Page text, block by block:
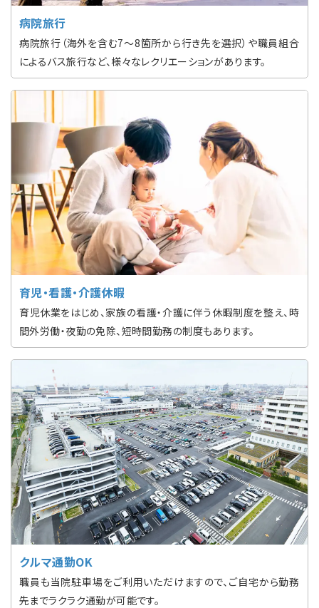
病院旅行
病院旅行（海外を含む7〜8箇所から行き先を選択）や職員組合
によるバス旅行など、様々なレクリエーションがあります。
育児・看護・介護休暇
育児休業をはじめ、家族の看護・介護に伴う休暇制度を整え、時
間外労働・夜勤の免除、短時間勤務の制度もあります。
クルマ通勤OK
職員も当院駐車場をご利用いただけますので、ご自宅から勤務
先までラクラク通勤が可能です。